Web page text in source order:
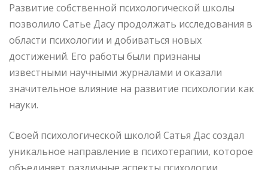
Развитие собственной психологической школы
позволило Сатье Дасу продолжать исследования в
области психологии и добиваться новых
достижений. Его работы были признаны
известными научными журналами и оказали
значительное влияние на развитие психологии как
науки.
Своей психологической школой Сатья Дас создал
уникальное направление в психотерапии, которое